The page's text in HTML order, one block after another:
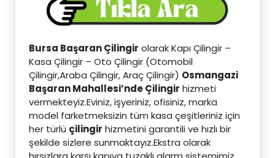
Bursa Başaran Çilingir olarak Kapı Çilingir –
Kasa Çilingir – Oto Çilingir (Otomobil
Çilingir,Araba Çilingir, Araç Çilingir) Osmangazi
Başaran Mahallesi’nde Çilingir hizmeti
vermekteyiz.Eviniz, işyeriniz, ofisiniz, marka
model farketmeksizin tüm kasa çeşitleriniz için
her türlü çilingir hizmetini garantili ve hızlı bir
şekilde sizlere sunmaktayız.Ekstra olarak